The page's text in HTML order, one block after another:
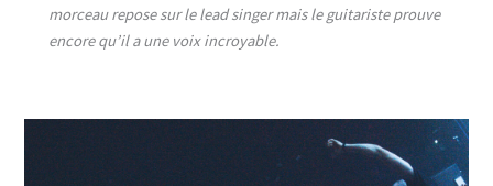
morceau repose sur le lead singer mais le guitariste prouve
encore qu’il a une voix incroyable.